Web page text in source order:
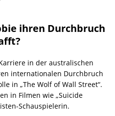
ihren Durchbruch
in der australischen
internationalen Durchbruch
in „The Wolf of Wall Street“.
in Filmen wie „Suicide
Schauspielerin.